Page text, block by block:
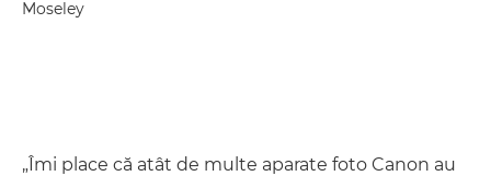
Moseley
„Îmi place că atât de multe aparate foto Canon au